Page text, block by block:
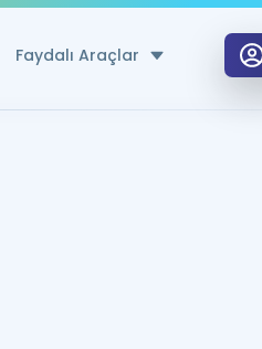
Faydalı Araçlar
Hesaplama Aracı